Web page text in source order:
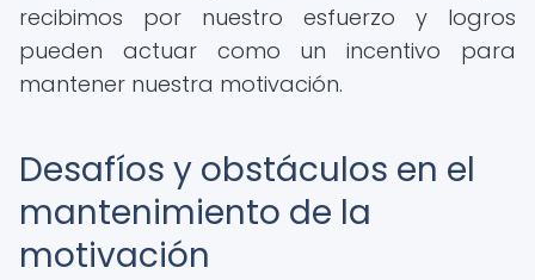
recibimos por nuestro esfuerzo y logros
pueden actuar como un incentivo para
mantener nuestra motivación.
Desafíos y obstáculos en el
mantenimiento de la
motivación